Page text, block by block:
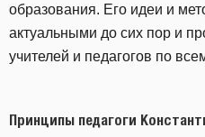
образования. Его идеи и
актуальными до сих пор и
учителей и педагогов по
Принципы педагоги